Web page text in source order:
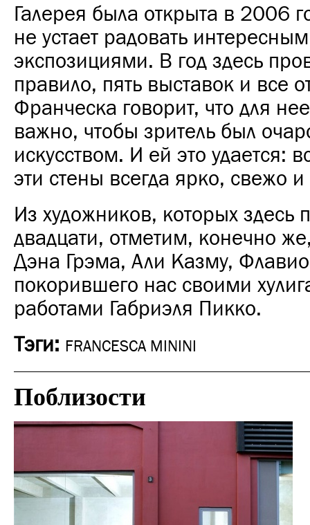
Галерея была открыта в 2006
не устает радовать
экспозициями. В год здесь
правило, пять выставок и все
Франческа говорит, что для
важно, чтобы зритель был
искусством. И ей это удается:
эти стены всегда ярко, свежо
Из художников, которых здесь
двадцати, отметим, конечно
Дэна Грэма, Али Казму,
покорившего нас своими
работами Габриэля Пикко.
Тэги: FRANCESCA MININI
Поблизости